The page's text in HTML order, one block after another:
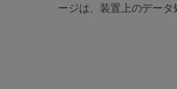
ージは、装置上のデー